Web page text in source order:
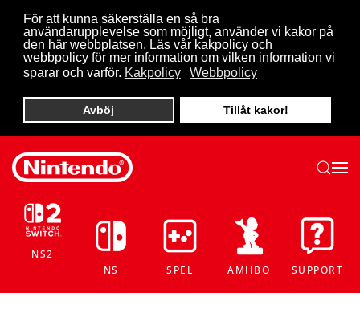
För att kunna säkerställa en så bra
användarupplevelse som möjligt, använder vi kakor på
den här webbplatsen. Läs vår kakpolicy och
webbpolicy för mer information om vilken information vi
sparar och varför. Kakpolicy Webbpolicy
Avböj Tillåt kakor!
Skip to main content
NS2
NS
SPEL AMIIBO SUPPORT